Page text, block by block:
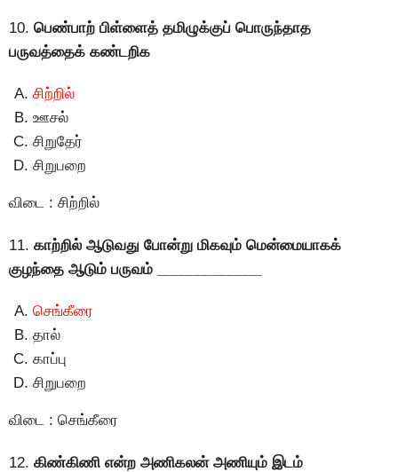
10. பெண்பாற் பிள்ளைத் தமிழுக்குப் பொருந்தாத
பருவத்தைக் கண்டறிக
சிற்றில்
ஊசல்
சிறுதேர்
சிறுபறை
விடை : சிற்றில்
11. காற்றில் ஆடுவது போன்று மிகவும் மென்மையாகக்
குழந்தை ஆடும் பருவம் _____________
செங்கீரை
தால்
காப்பு
சிறுபறை
விடை : செங்கீரை
12. கிண்கிணி என்ற அணிகலன் அணியும் இடம்